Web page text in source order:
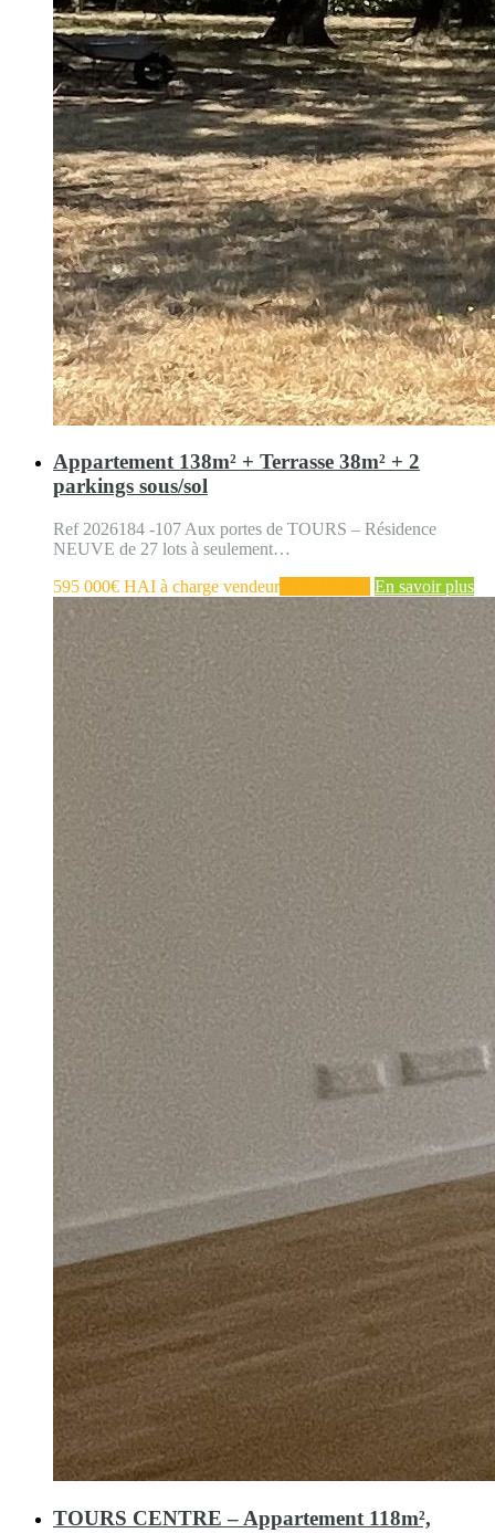
Appartement 138m² + Terrasse 38m² + 2
parkings sous/sol
Ref 2026184 -107 Aux portes de TOURS – Résidence
NEUVE de 27 lots à seulement…
595 000€ HAI à charge vendeur
En savoir plus
TOURS CENTRE – Appartement 118m²,